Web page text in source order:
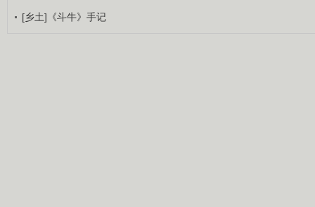
[乡土]《斗牛》手记